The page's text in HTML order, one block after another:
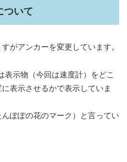
ついて
がアンカーを変更しています。
表示物（今回は速度計）をどこ
表示させるかで表示していま
ぽぽの花のマーク）と言ってい